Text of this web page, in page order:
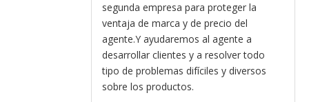
segunda empresa para proteger la
ventaja de marca y de precio del
agente.Y ayudaremos al agente a
desarrollar clientes y a resolver todo
tipo de problemas difíciles y diversos
sobre los productos.